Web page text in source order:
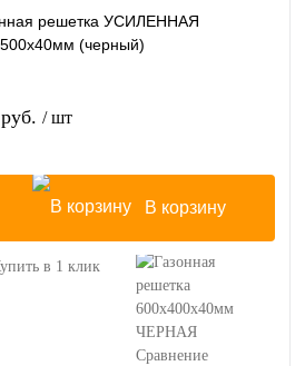
решетка УСИЛЕННАЯ
(черный)
/ шт
В корзину
в 1 клик
Сравнение